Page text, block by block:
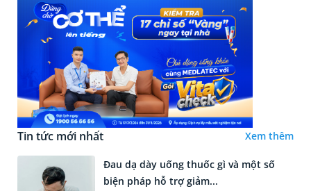
Tin tức mới nhất Xem thêm
Đau dạ dày uống thuốc gì và một số
biện pháp hỗ trợ giảm...